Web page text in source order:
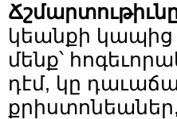
կեանքի կապից
մենք՝
դէմ, կը
քրիստոնեաներ,